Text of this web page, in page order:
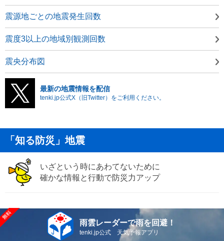
震源地ごとの地震発生回数
震度3以上の地域別観測回数
震央分布図
最新の地震情報を配信
tenki.jp公式X（旧Twitter）をご利用ください。
「知る防災」地震
いざという時にあわてないために
確かな情報と行動で防災力アップ
雨雲レーダーで雨を回避！
tenki.jp公式 天気予報アプリ